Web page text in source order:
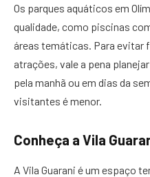
Os parques aquáticos em
qualidade, como piscinas
áreas temáticas. Para evitar
atrações, vale a pena
pela manhã ou em dias da
visitantes é menor.
Conheça a Vila
A Vila Guarani é um espaço